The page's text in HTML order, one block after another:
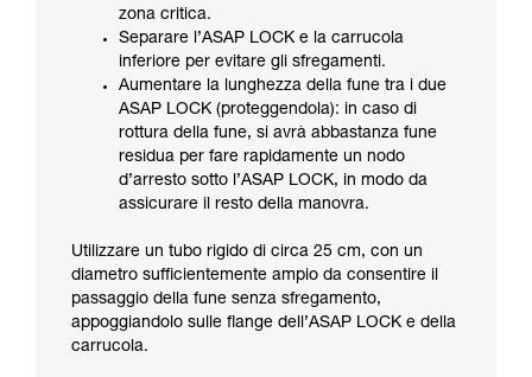
zona critica.
Separare l’ASAP LOCK e la carrucola
inferiore per evitare gli sfregamenti.
Aumentare la lunghezza della fune tra i due
ASAP LOCK (proteggendola): in caso di
rottura della fune, si avrà abbastanza fune
residua per fare rapidamente un nodo
d’arresto sotto l’ASAP LOCK, in modo da
assicurare il resto della manovra.
Utilizzare un tubo rigido di circa 25 cm, con un
diametro sufficientemente ampio da consentire il
passaggio della fune senza sfregamento,
appoggiandolo sulle flange dell’ASAP LOCK e della
carrucola.